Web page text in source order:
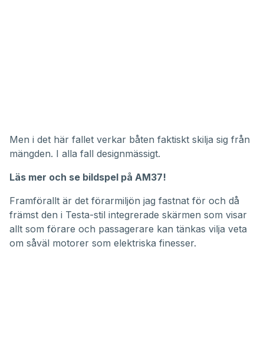
Men i det här fallet verkar båten faktiskt skilja sig från
mängden. I alla fall designmässigt.
Läs mer och se bildspel på AM37!
Framförallt är det förarmiljön jag fastnat för och då
främst den i Testa-stil integrerade skärmen som visar
allt som förare och passagerare kan tänkas vilja veta
om såväl motorer som elektriska finesser.